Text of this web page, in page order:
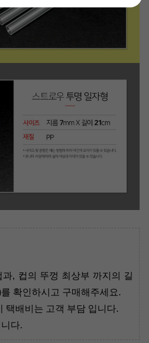
, 컵의 뚜껑 최상부 까지의 길
확인하시고 구매해주세요.
택배비는 고객 부담 입니다.
다.